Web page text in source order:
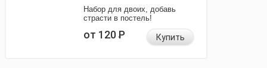
Набор для двоих, добавь
страсти в постель!
от 120Р Купить